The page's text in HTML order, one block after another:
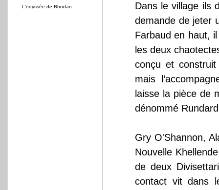
L'odyssée de Rhodan
Dans le village ils
demande de jeter
Farbaud en haut,
les deux
conçu et
mais
laisse la pièce de
dénommé
Gry O'Shannon,
Nouvelle
de deux
contact vit dans